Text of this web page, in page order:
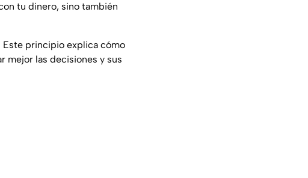
tu dinero, sino también
Este principio explica cómo
mejor las decisiones y sus